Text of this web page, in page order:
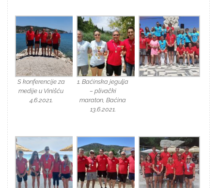
S konferencije za
medije u Vinišću
4.6.2021.
1. Baćinska jegulja
– plivački
maraton, Baćina
13.6.2021.